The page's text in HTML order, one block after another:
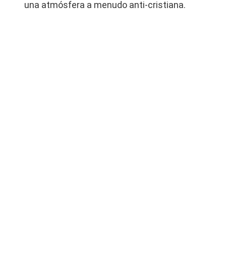
una atmósfera a menudo anti-cristiana.